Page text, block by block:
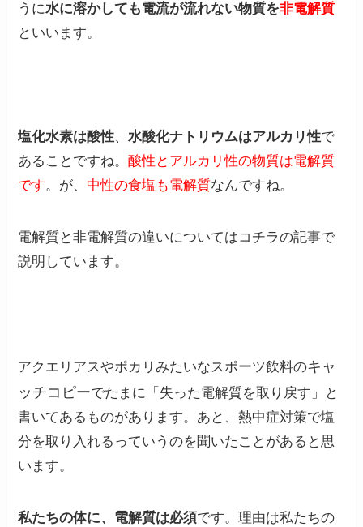
うに水に溶かしても電流が流れない物質を非電解質
といいます。
塩化水素は酸性、水酸化ナトリウムはアルカリ性で
あることですね。酸性とアルカリ性の物質は電解質
です。が、 中性の食塩も電解質なんですね。
電解質と非電解質の違いについてはコチラの記事で
説明しています。
アクエリアスやポカリみたいなスポーツ飲料のキャ
ッチコピーでたまに「失った電解質を取り戻す」と
書いてあるものがあります。あと、熱中症対策で塩
分を取り入れるっていうのを聞いたことがあると思
います。
私たちの体に、電解質は必須です。理由は私たちの